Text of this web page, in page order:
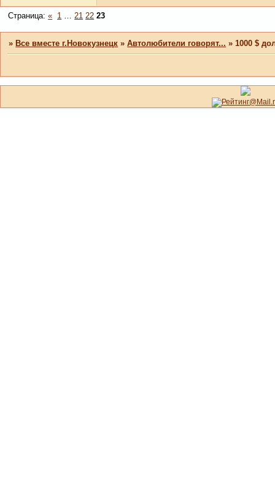
Страница:« 1 21 22 23
» Все вместе г.Новокузнецк »Автолюбители говорят... »1000 $